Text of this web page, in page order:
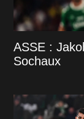
ASSE :
Sochaux